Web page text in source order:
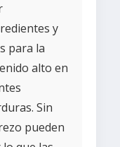
y
para la
alto en
Sin
pueden